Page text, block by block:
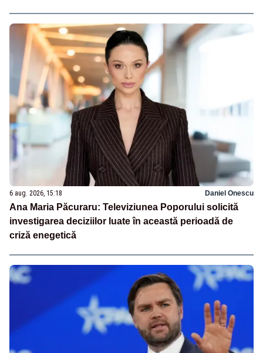
6 aug. 2026, 15:18 Daniel Onescu
Ana Maria Păcuraru: Televiziunea Poporului solicită
investigarea deciziilor luate în această perioadă de
criză enegetică